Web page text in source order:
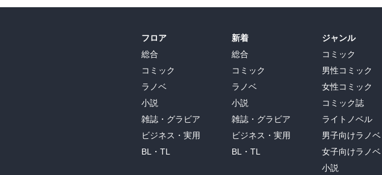
フロア
総合
コミック
ラノベ
小説
雑誌・グラビア
ビジネス・実用
BL・TL
新着
総合
コミック
ラノベ
小説
雑誌・グラビア
ビジネス・実用
BL・TL
ジャンル
コミック
男性コミック
女性コミック
コミック誌
ライトノベル
男子向けラノベ
女子向けラノベ
小説